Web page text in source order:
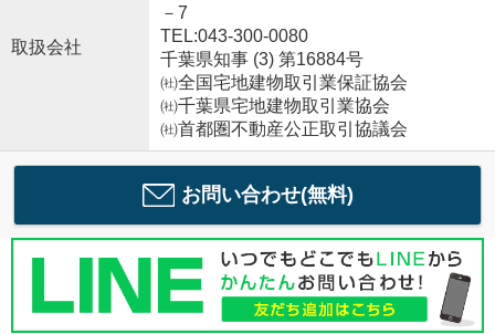
取扱会社
－7
TEL:043-300-0080
千葉県知事 (3) 第16884号
㈳全国宅地建物取引業保証協会
㈳千葉県宅地建物取引業協会
㈳首都圏不動産公正取引協議会
お問い合わせ(無料)